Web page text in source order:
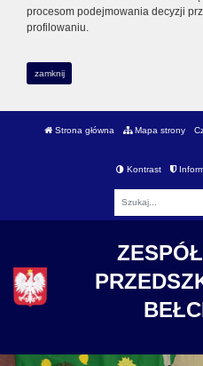
procesom podejmowania decyzji
profilowaniu.
zamknij
Strona główna Mapa strony
Kontrast